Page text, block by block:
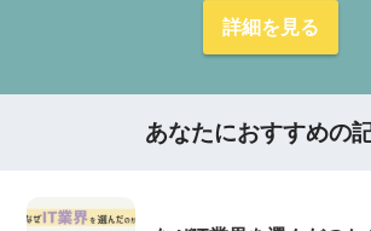
詳細を見る
あなたにおすすめの